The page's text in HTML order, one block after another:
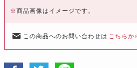
※商品画像はイメージです。
この商品へのお問い合わせは こちらか